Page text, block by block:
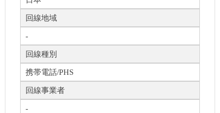
回線地域
-
回線種別
携帯電話/PHS
回線事業者
-